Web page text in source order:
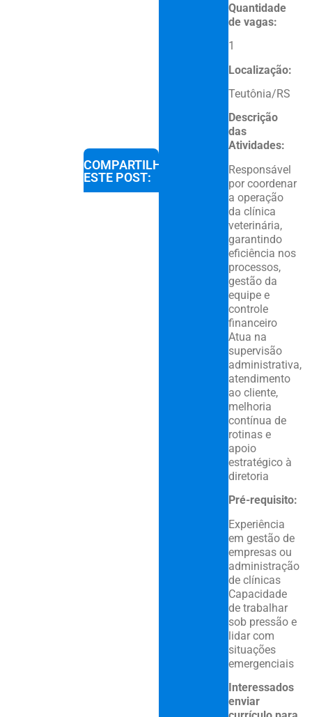
COMPARTILHE
ESTE POST:
Quantidade
de vagas:
1
Localização:
Teutônia/RS
Descrição
das
Atividades:
Responsável
por coordenar
a operação
da clínica
veterinária,
garantindo
eficiência nos
processos,
gestão da
equipe e
controle
financeiro
Atua na
supervisão
administrativa,
atendimento
ao cliente,
melhoria
contínua de
rotinas e
apoio
estratégico à
diretoria
Pré-requisito:
Experiência
em gestão de
empresas ou
administração
de clínicas
Capacidade
de trabalhar
sob pressão e
lidar com
situações
emergenciais
Interessados
enviar